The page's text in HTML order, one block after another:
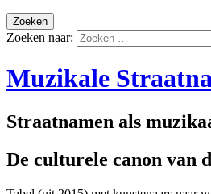
Zoeken
Zoeken naar:
Muzikale
Straatnamen als
De culturele canon van